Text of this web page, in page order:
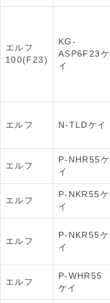
エルフ
100(F23)
KG-
ASP6F23ケ
イ
エルフ N-TLDケイ
エルフ
P-NHR55ケ
イ
エルフ
P-NKR55ケ
イ
エルフ
P-NKR55ケ
イ
エルフ
P-WHR55
ケイ